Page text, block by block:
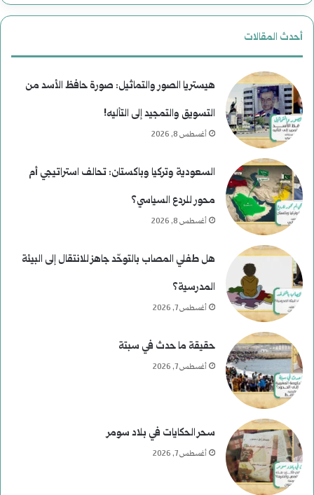
أحدث المقالات
هيستريا الصور والتماثيل: صورة حافظ الأسد من
التسويق والتمجيد إلى التأليه!
أغسطس 8, 2026
السعودية وتركيا وباكستان: تحالف استراتيجي أم
محور للردع السياسي؟
أغسطس 8, 2026
هل طفلي المصاب بالتوحّد جاهز للانتقال إلى البيئة
المدرسية؟
أغسطس 7, 2026
حقيقة ما حدث في سبتة
أغسطس 7, 2026
سحر الحكايات في بلاد سومر
أغسطس 7, 2026